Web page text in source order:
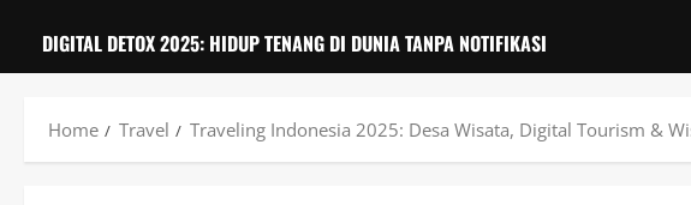
DIGITAL DETOX 2025: HIDUP TENANG DI DUNIA TANPA NOTIFIKASI
Home Travel Traveling Indonesia 2025: Desa Wisata, Digital Tourism &